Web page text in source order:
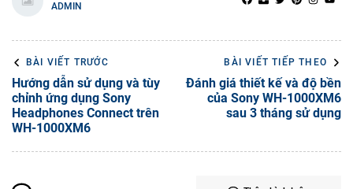
ADMIN
BÀI VIẾT TRƯỚC
Hướng dẫn sử dụng và tùy
chỉnh ứng dụng Sony
Headphones Connect trên
WH-1000XM6
BÀI VIẾT TIẾP THEO
Đánh giá thiết kế và độ bền
của Sony WH-1000XM6
sau 3 tháng sử dụng